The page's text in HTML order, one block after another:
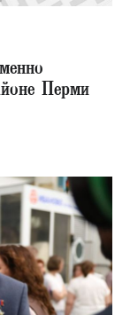
Перми